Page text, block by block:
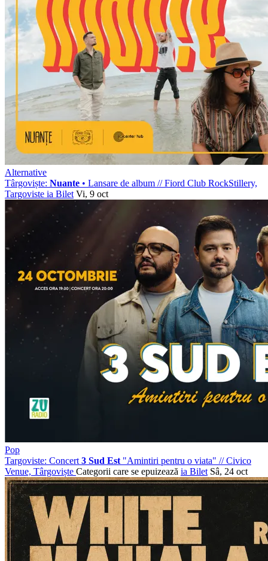
Alternative
Târgoviște: Nuante • Lansare de album //Fiord Club RockStillery,
Targoviste ia Bilet Vi, 9 oct
Pop
Targoviste: Concert 3 Sud Est "Amintiri pentru o viata" //Civico
Venue, Târgoviște Categorii care se epuizează ia Bilet Sâ, 24 oct